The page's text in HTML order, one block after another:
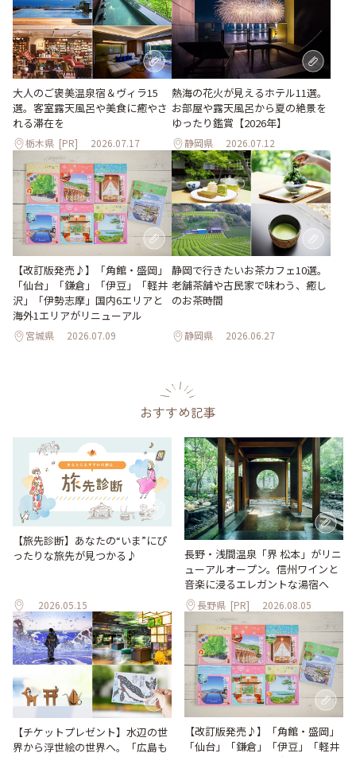
大人のご褒美温泉宿＆ヴィラ15
選。客室露天風呂や美食に癒やさ
れる滞在を
栃木県 [PR] 2026.07.17
熱海の花火が見えるホテル11選。
お部屋や露天風呂から夏の絶景を
ゆったり鑑賞【2026年】
静岡県 2026.07.12
【改訂版発売♪】「角館・盛岡」
「仙台」「鎌倉」「伊豆」「軽井
沢」「伊勢志摩」国内6エリアと
海外1エリアがリニューアル
宮城県 2026.07.09
静岡で行きたいお茶カフェ10選。
老舗茶舗や古民家で味わう、癒し
のお茶時間
静岡県 2026.06.27
おすすめ記事
【旅先診断】あなたの“いま”にぴ
ったりな旅先が見つかる♪
2026.05.15
長野・浅間温泉「界 松本」がリニ
ューアルオープン。信州ワインと
音楽に浸るエレガントな湯宿へ
長野県 [PR] 2026.08.05
【チケットプレゼント】水辺の世
界から浮世絵の世界へ。「広島も
【改訂版発売♪】「角館・盛岡」
「仙台」「鎌倉」「伊豆」「軽井